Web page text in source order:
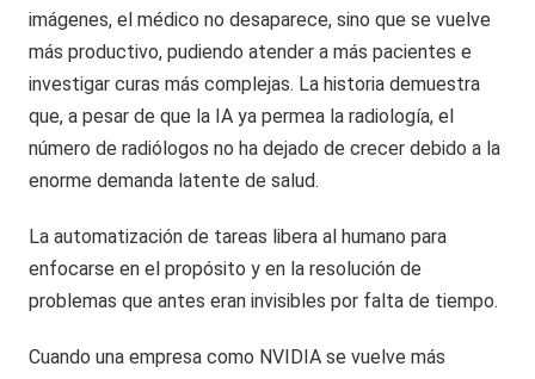
imágenes, el médico no desaparece, sino que se vuelve
más productivo, pudiendo atender a más pacientes e
investigar curas más complejas. La historia demuestra
que, a pesar de que la IA ya permea la radiología, el
número de radiólogos no ha dejado de crecer debido a la
enorme demanda latente de salud.
La automatización de tareas libera al humano para
enfocarse en el propósito y en la resolución de
problemas que antes eran invisibles por falta de tiempo.
Cuando una empresa como NVIDIA se vuelve más